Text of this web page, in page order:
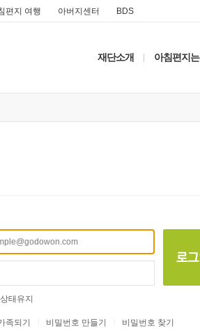
편지 여행 아버지센터 BDS
재단소개 아침편지는
태유지
족되기 비밀번호 만들기 비밀번호 찾기